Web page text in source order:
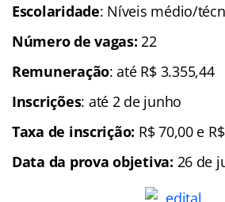
Escolaridade: Níveis médio/
Número de vagas:22
Remuneração: até R$ 3.355,44
Inscrições: até 2 de junho
Taxa de inscrição: R$ 70,00 e
Data da prova objetiva: 26 de